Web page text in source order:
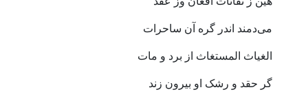
می‌دمند اندر گره آن ساحرات
الغیاث المستغاث از برد و مات
گر حقد و رشک او بیرون زند